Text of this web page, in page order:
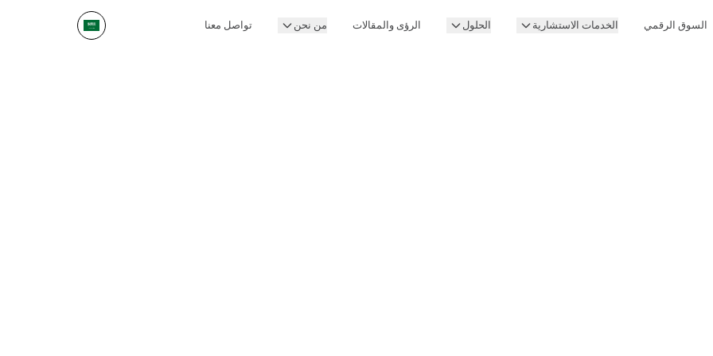
السوق الرقمي الخدمات الاستشارية الحلول الرؤى والمقالات من نحن تواصل معنا